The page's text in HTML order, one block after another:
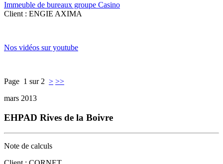
Immeuble de bureaux groupe Casino
Client : ENGIE AXIMA
Nos vidéos sur youtube
Page 1 sur 2 > >>
mars 2013
EHPAD Rives de la Boivre
Note de calculs